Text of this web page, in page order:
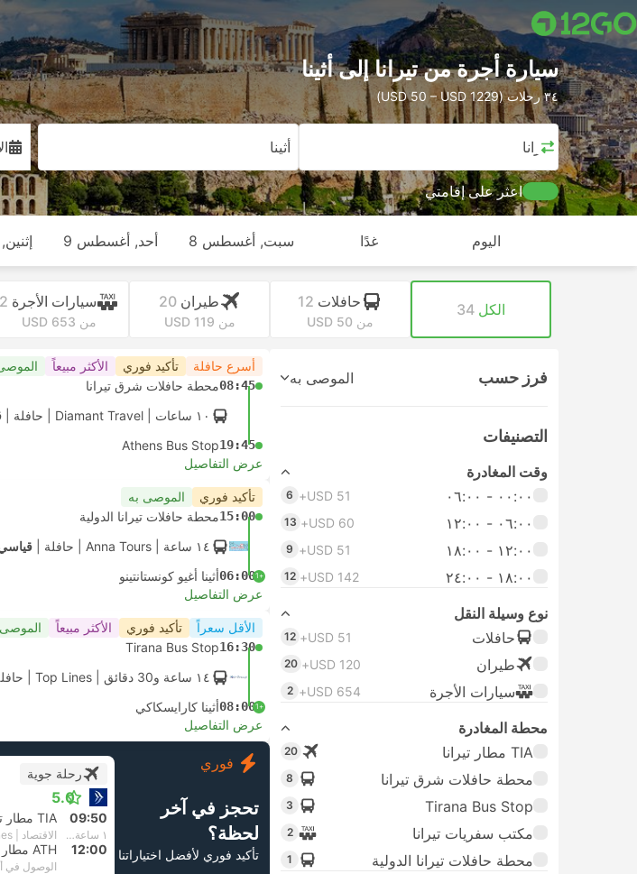
سيارة أجرة من تيرانا إلى أثينا
٣٤ رحلات (USD 50 – USD 1229)
تيرانا أثينا
اعثر على إقامتي
اليوم غدًا سبت, أغسطس 8 أحد, أغسطس 9
الكل 34 حافلات 12
من USD 50
طيران 20
من USD 119
سيارات الأجرة 2
من USD 653
فرز حسب الموصى به
التصنيفات
وقت المغادرة
٠٠:٠٠ ‏- ٠٦:٠٠
USD 51+
6
٠٦:٠٠ ‏- ١٢:٠٠ USD 60+
13
١٢:٠٠ ‏- ١٨:٠٠ USD 51+
9
١٨:٠٠ ‏-‏ ٢٤:٠٠ USD 142+
12
نوع وسيلة النقل
حافلات
USD 51+
12
طيران USD 120+
20
سيارات الأجرة USD 654+
2
محطة المغادرة
TIA مطار تيرانا
20
محطة حافلات شرق تيرانا 8
Tirana Bus Stop
3
مكتب سفريات تيرانا 2
محطة حافلات تيرانا الدولية 1
أسرع حافلة تأكيد فوري الأكثر مبيعاً
08:45محطة حافلات شرق تيرانا
١٠ ساعات
حافلة
19:45
Athens Bus Stop
عرض التفاصيل
تأكيد فوري الموصى به
15:00محطة حافلات تيرانا الدولية
١٤ ساعة
حافلة
+1
06:00أثينا أغيو كونستانتينو
عرض التفاصيل
الأقل سعراً تأكيد فوري الأكثر مبيعاً
16:30
Tirana Bus Stop
١٤ ساعة و‫30 دقائق
+1
08:00أثينا كارايسكاكي
عرض التفاصيل
فوري
تحجز في آخر
لحظة؟
تأكيد فوري لأفضل اختياراتنا
رحلة جوية
5.0
09:50 TIA مطار تيرانا
١ ساعة و‫10 دقائق الاقتصاد | Aegean Airlines
12:00 ATH مطار أثينا اليونان
الوصول في